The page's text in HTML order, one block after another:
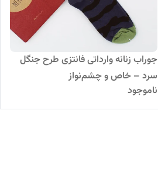
جوراب زنانه وارداتی فانتزی طرح جنگل
سرد – خاص و چشم‌نواز
ناموجود